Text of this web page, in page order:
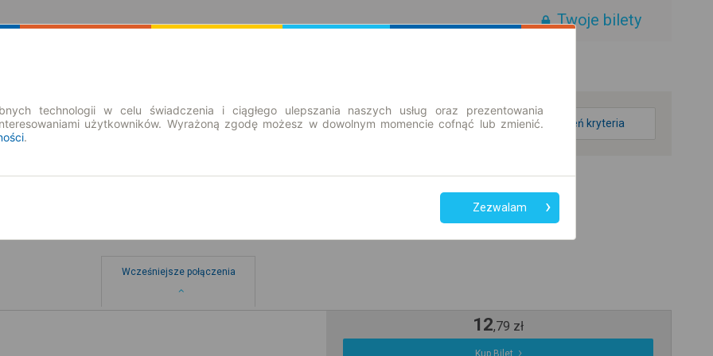
Twoje bilety
zmień kryteria
Wcześniejsze połączenia
12,79 zł
Kup Bilet
technologii w celu świadczenia i ciągłego ulepszania naszych usług oraz prezentowania
użytkowników. Wyrażoną zgodę możesz w dowolnym momencie cofnąć lub zmienić.
.
Zezwalam